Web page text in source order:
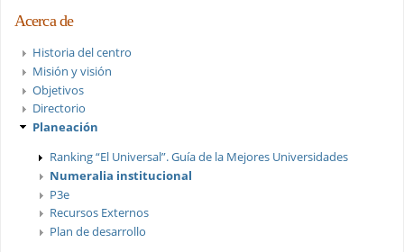
Acerca de
Historia del centro
Misión y visión
Objetivos
Directorio
Planeación
Ranking “El Universal”. Guía de la Mejores Universidades
Numeralia institucional
P3e
Recursos Externos
Plan de desarrollo